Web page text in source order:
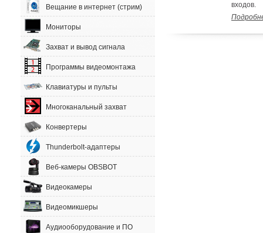
Вещание в интернет (стрим)
Мониторы
Захват и вывод сигнала
Программы видеомонтажа
Клавиатуры и пульты
Многоканальный захват
Конвертеры
Thunderbolt-адаптеры
Веб-камеры OBSBOT
Видеокамеры
Видеомикшеры
Аудиооборудование и ПО
входов.